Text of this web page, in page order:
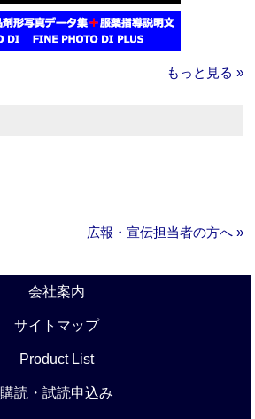
もっと見る »
広報・宣伝担当者の方へ »
会社案内
サイトマップ
Product List
購読・試読申込み